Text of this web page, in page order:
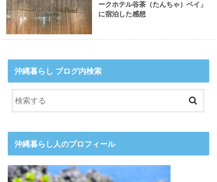
ークホテル谷茶（たんちゃ）ベイ」
に宿泊した感想
沖縄暮らし ブログ内検索
沖縄暮らし人のプロフィール